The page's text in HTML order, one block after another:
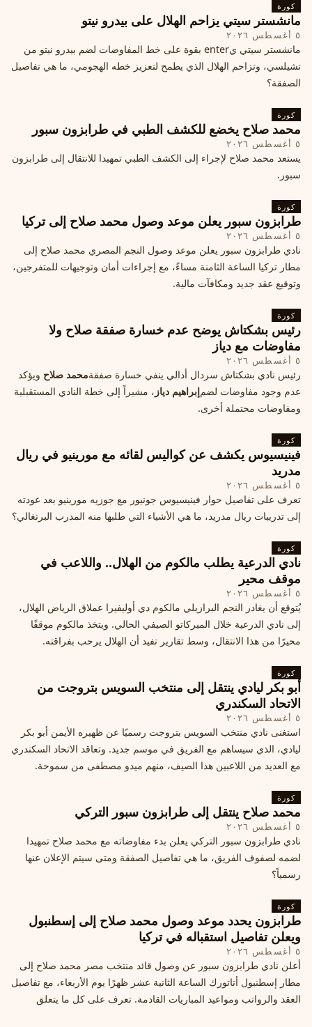
كورة
مانشستر سيتي يزاحم الهلال على بيدرو نيتو
٥ أغسطس ٢٠٢٦
مانشستر سيتي يenter بقوة على خط المفاوضات لضم بيدرو نيتو من
تشيلسي، وتزاحم الهلال الذي يطمح لتعزيز خطه الهجومي، ما هي تفاصيل
الصفقة؟
كورة
محمد صلاح يخضع للكشف الطبي في طرابزون سبور
٥ أغسطس ٢٠٢٦
يستعد محمد صلاح لإجراء إلى الكشف الطبي تمهيدا للانتقال إلى طرابزون
سبور.
كورة
طرابزون سبور يعلن موعد وصول محمد صلاح إلى تركيا
٥ أغسطس ٢٠٢٦
نادي طرابزون سبور يعلن موعد وصول النجم المصري محمد صلاح إلى
مطار تركيا الساعة الثامنة مساءً، مع إجراءات أمان وتوجيهات للمتفرجين،
وتوقيع عقد جديد ومكافآت مالية.
كورة
رئيس بشكتاش يوضح عدم خسارة صفقة صلاح ولا
مفاوضات مع دياز
٥ أغسطس ٢٠٢٦
رئيس نادي بشكتاش سردال أدالي ينفي خسارة صفقةمحمد صلاح ويؤكد
عدم وجود مفاوضات لضمإبراهيم دياز ، مشيراً إلى خطة النادي المستقبلية
ومفاوضات محتملة أخرى.
كورة
فينيسيوس يكشف عن كواليس لقائه مع مورينيو في ريال
مدريد
٥ أغسطس ٢٠٢٦
تعرف على تفاصيل حوار فينيسيوس جونيور مع جوزيه مورينيو بعد عودته
إلى تدريبات ريال مدريد، ما هي الأشياء التي طلبها منه المدرب البرتغالي؟
كورة
نادي الدرعية يطلب مالكوم من الهلال.. واللاعب في
موقف محير
٥ أغسطس ٢٠٢٦
يُتوقع أن يغادر النجم البرازيلي مالكوم دي أوليفيرا عملاق الرياض الهلال،
إلى نادي الدرعية خلال الميركاتو الصيفي الحالي. ويتخذ مالكوم موقفًا
محيرًا من هذا الانتقال، وسط تقارير تفيد أن الهلال يرحب بفراقته.
كورة
أبو بكر ليادي ينتقل إلى منتخب السويس بتروجت من
الاتحاد السكندري
٥ أغسطس ٢٠٢٦
استغنى نادي منتخب السويس بتروجت رسميًا عن ظهيره الأيمن أبو بكر
ليادي، الذي سيساهم مع الفريق في موسم جديد. وتعاقد الاتحاد السكندري
مع العديد من اللاعبين هذا الصيف، منهم ميدو مصطفى من سموحة.
كورة
محمد صلاح ينتقل إلى طرابزون سبور التركي
٥ أغسطس ٢٠٢٦
نادي طرابزون سبور التركي يعلن بدء مفاوضاته مع محمد صلاح تمهيدا
لضمه لصفوف الفريق، ما هي تفاصيل الصفقة ومتى سيتم الإعلان عنها
رسمياً؟
كورة
طرابزون يحدد موعد وصول محمد صلاح إلى إسطنبول
ويعلن تفاصيل استقباله في تركيا
٥ أغسطس ٢٠٢٦
أعلن نادي طرابزون سبور عن وصول قائد منتخب مصر محمد صلاح إلى
مطار إسطنبول أتاتورك الساعة الثانية عشر ظهرًا يوم الأربعاء، مع تفاصيل
العقد والرواتب ومواعيد المباريات القادمة. تعرف على كل ما يتعلق